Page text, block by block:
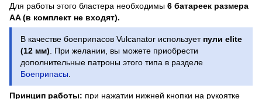
Для работы этого бластера необходимы 6 батареек размера
AA (в комплект не входят).
В качестве боеприпасов Vulcanator использует пули elite
(12 мм) . При желании, вы можете приобрести
дополнительные патроны этого типа в разделе
Боеприпасы
Принцип работы: при нажатии нижней кнопки на рукоятке